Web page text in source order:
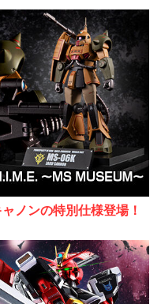
ノンの特別仕様登場！